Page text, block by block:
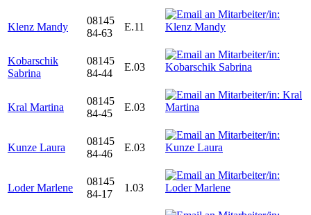
Klenz Mandy
08145
84-63
E.11
Kobarschik
Sabrina
08145
84-44
E.03
Kral Martina
08145
84-45
E.03
Kunze Laura
08145
84-46
E.03
Loder Marlene
08145
84-17
1.03